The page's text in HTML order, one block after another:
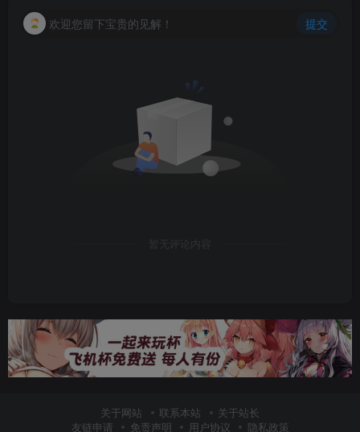
欢迎您留下宝贵的见解！ 提交
暂无评论内容
关于网站 联系本站
关于站长
友链申请
免责声明 用户协议 隐私政策